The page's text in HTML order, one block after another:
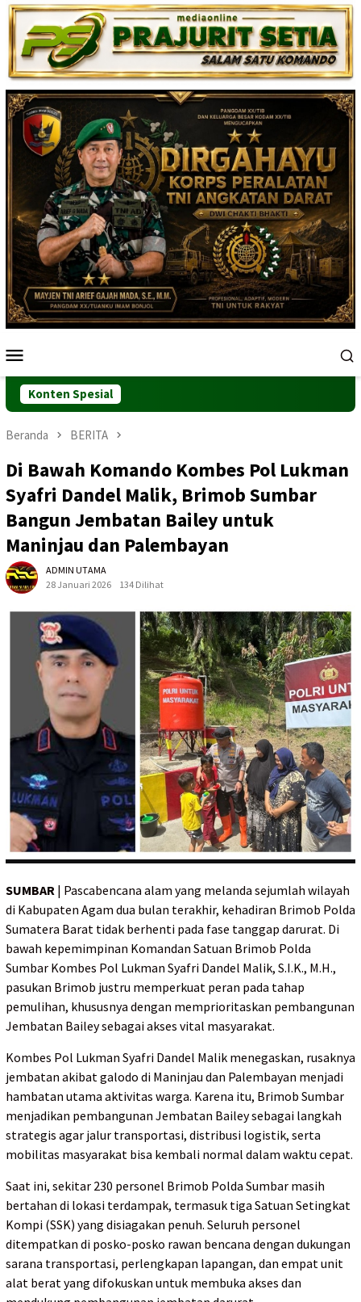
Loncat
ke
konten
Mobile
Konten Spesial
Beranda BERITA
Di Bawah Komando Kombes Pol Lukman
Syafri Dandel Malik, Brimob Sumbar
Bangun Jembatan Bailey untuk
Maninjau dan Palembayan
ADMIN UTAMA
28 Januari 2026
134 Dilihat
SUMBAR | Pascabencana alam yang melanda sejumlah wilayah
di Kabupaten Agam dua bulan terakhir, kehadiran Brimob Polda
Sumatera Barat tidak berhenti pada fase tanggap darurat. Di
bawah kepemimpinan Komandan Satuan Brimob Polda
Sumbar Kombes Pol Lukman Syafri Dandel Malik, S.I.K., M.H.,
pasukan Brimob justru memperkuat peran pada tahap
pemulihan, khususnya dengan memprioritaskan pembangunan
Jembatan Bailey sebagai akses vital masyarakat.
Kombes Pol Lukman Syafri Dandel Malik menegaskan, rusaknya
jembatan akibat galodo di Maninjau dan Palembayan menjadi
hambatan utama aktivitas warga. Karena itu, Brimob Sumbar
menjadikan pembangunan Jembatan Bailey sebagai langkah
strategis agar jalur transportasi, distribusi logistik, serta
mobilitas masyarakat bisa kembali normal dalam waktu cepat.
Saat ini, sekitar 230 personel Brimob Polda Sumbar masih
bertahan di lokasi terdampak, termasuk tiga Satuan Setingkat
Kompi (SSK) yang disiagakan penuh. Seluruh personel
ditempatkan di posko-posko rawan bencana dengan dukungan
sarana transportasi, perlengkapan lapangan, dan empat unit
alat berat yang difokuskan untuk membuka akses dan